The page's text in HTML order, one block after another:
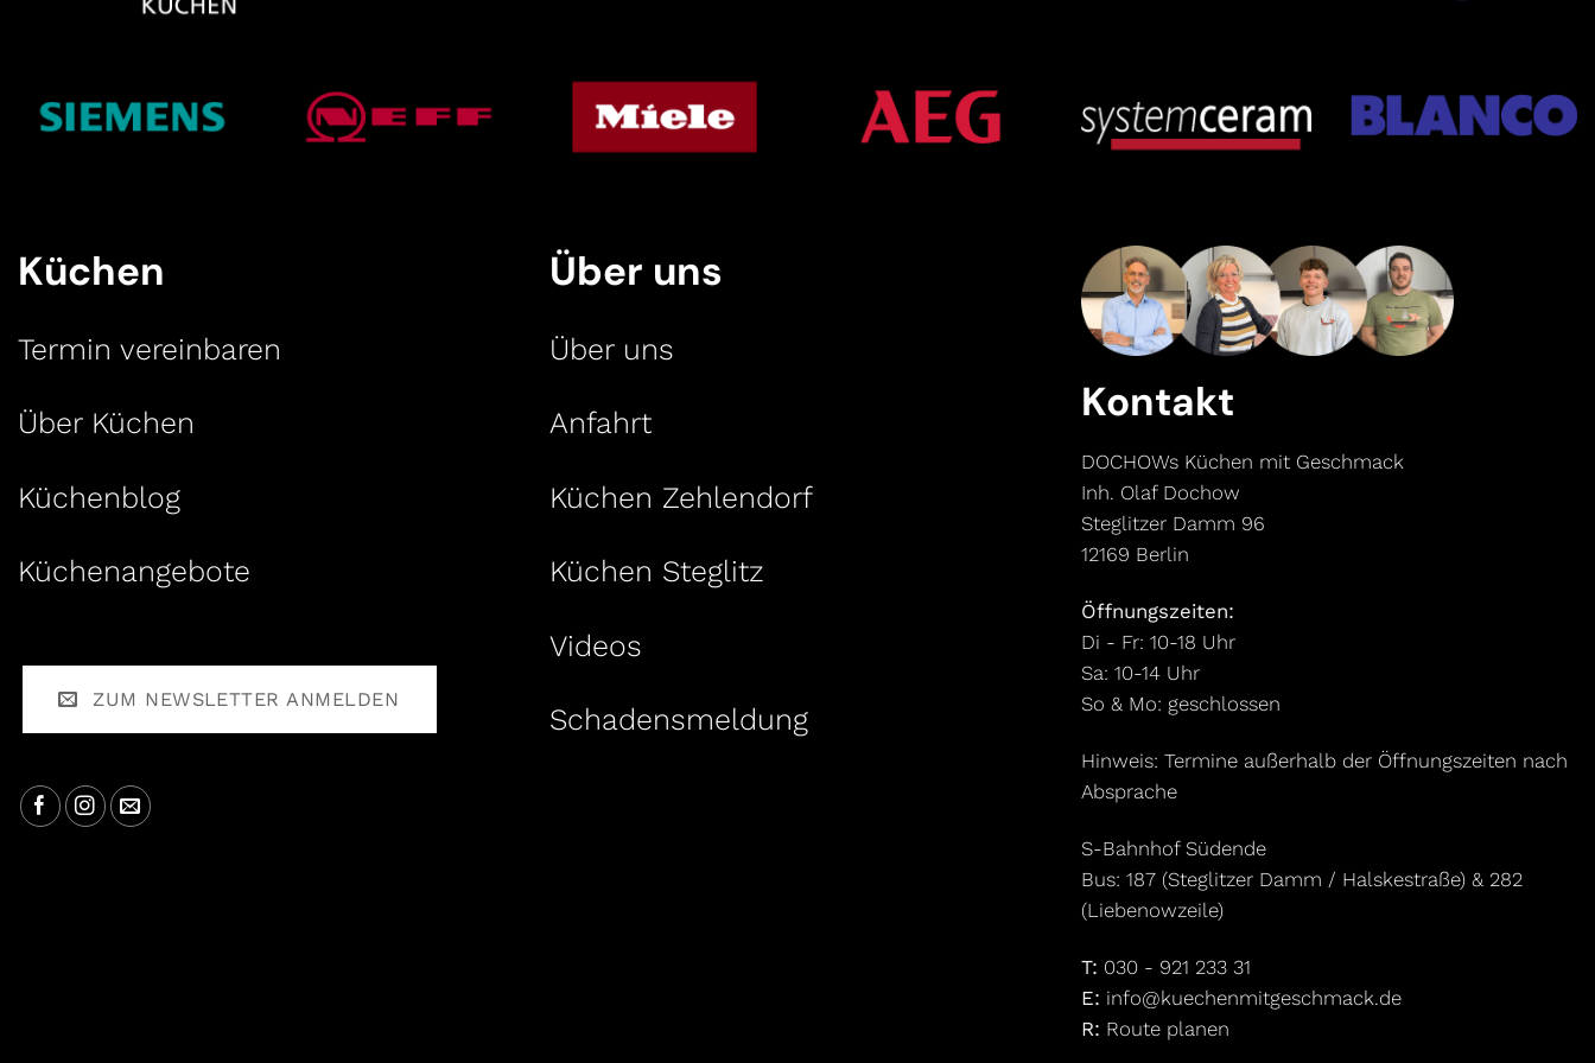
Küchen
Termin vereinbaren
Über Küchen
Küchenblog
Küchenangebote
ZUM NEWSLETTER ANMELDEN
Über uns
Über uns
Anfahrt
Küchen Zehlendorf
Küchen Steglitz
Videos
Schadensmeldung
Kontakt
DOCHOWs Küchen mit Geschmack
Inh. Olaf Dochow
Steglitzer Damm 96
12169 Berlin
Öffnungszeiten:
Di - Fr: 10-18 Uhr
Sa: 10-14 Uhr
So & Mo: geschlossen
Hinweis: Termine außerhalb der Öffnungszeiten nach
Absprache
S-Bahnhof Südende
Bus: 187 (Steglitzer Damm / Halskestraße) & 282
(Liebenowzeile)
T: 030 - 921 233 31
E: info@kuechenmitgeschmack.de
R: Route planen